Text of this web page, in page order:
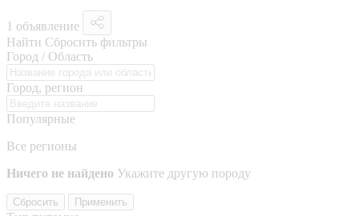
1 объявление
Найти Сбросить фильтры
Город / Область
Город, регион
Популярные
Все регионы
Ничего не найдено Укажите другую породу
Сбросить Применить